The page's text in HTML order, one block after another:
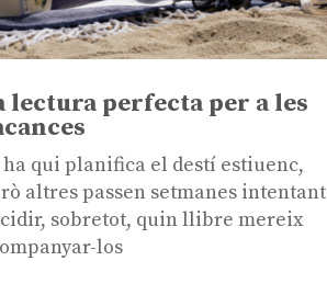
lectura perfecta per a les
qui planifica el destí estiuenc,
altres passen setmanes intentant
sobretot, quin llibre mereix
los